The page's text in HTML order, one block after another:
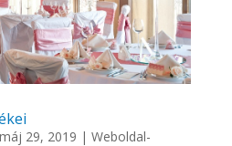
máj 29, 2019 | Weboldal-